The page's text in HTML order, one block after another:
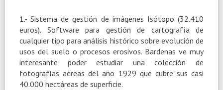
1.- Sistema de gestión de imágenes Isótopo (32.410
euros). Software para gestión de cartografía de
cualquier tipo para análisis histórico sobre evolución de
usos del suelo o procesos erosivos. Bardenas ve muy
interesante poder estudiar una colección de
fotografías aéreas del año 1929 que cubre sus casi
40.000 hectáreas de superficie.